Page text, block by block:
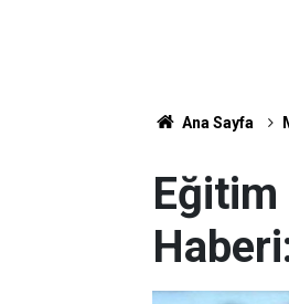
Ana Sayfa
Eğitim